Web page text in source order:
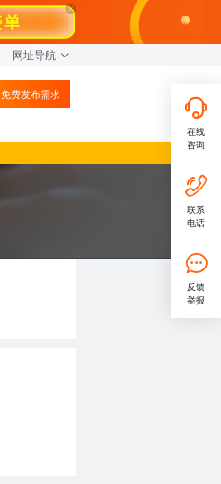
网址导航
免费发布需求
在线
咨询
联系
电话
反馈
举报